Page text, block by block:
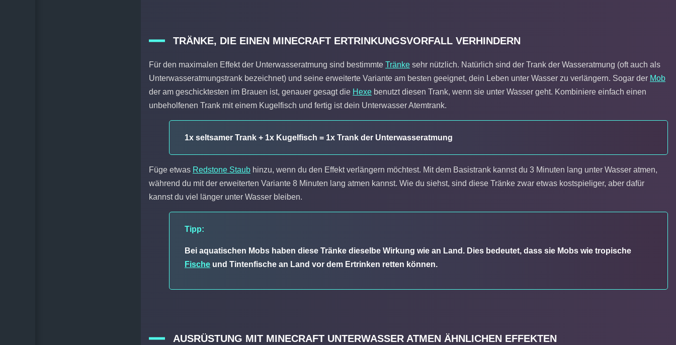
TRÄNKE, DIE EINEN MINECRAFT ERTRINKUNGSVORFALL VERHINDERN
Für den maximalen Effekt der Unterwasseratmung sind bestimmte Tränke sehr nützlich. Natürlich sind der Trank der Wasseratmung (oft auch als
Unterwasseratmungstrank bezeichnet) und seine erweiterte Variante am besten geeignet, dein Leben unter Wasser zu verlängern. Sogar der Mob
der am geschicktesten im Brauen ist, genauer gesagt die Hexe benutzt diesen Trank, wenn sie unter Wasser geht. Kombiniere einfach einen
unbeholfenen Trank mit einem Kugelfisch und fertig ist dein Unterwasser Atemtrank.
1x seltsamer Trank + 1x Kugelfisch = 1x Trank der Unterwasseratmung
Füge etwas Redstone Staub hinzu, wenn du den Effekt verlängern möchtest. Mit dem Basistrank kannst du 3 Minuten lang unter Wasser atmen,
während du mit der erweiterten Variante 8 Minuten lang atmen kannst. Wie du siehst, sind diese Tränke zwar etwas kostspieliger, aber dafür
kannst du viel länger unter Wasser bleiben.
Tipp:
Bei aquatischen Mobs haben diese Tränke dieselbe Wirkung wie an Land. Dies bedeutet, dass sie Mobs wie tropische
Fische und Tintenfische an Land vor dem Ertrinken retten können.
AUSRÜSTUNG MIT MINECRAFT UNTERWASSER ATMEN ÄHNLICHEN EFFEKTEN